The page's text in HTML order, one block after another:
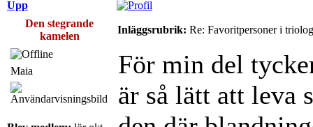
Upp
Den stegrande
kamelen
Inläggsrubrik: Re: Favoritpersoner i
Maia
För min del
är så lätt att leva